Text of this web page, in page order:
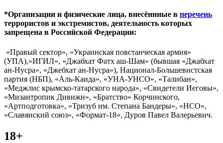
*Организации и физические лица, внесённные в перечень
террористов и экстремистов, деятельность которых
запрещена в Российской Федерации:
«Правый сектор», «Украинская повстанческая армия»
(УПА),«ИГИЛ», «Джабхат Фатх аш-Шам» (бывшая «Джабхат
ан-Нусра», «Джебхат ан-Нусра»), Национал-Большевистская
партия (НБП), «Аль-Каида», «УНА-УНСО», «Талибан»,
«Меджлис крымско-татарского народа», «Свидетели Иеговы»,
«Мизантропик Дивижн», «Братство» Корчинского,
«Артподготовка», «Тризуб им. Степана Бандеры», «НСО»,
«Славянский союз», «Формат-18», Дуров Павел Валерьевич.
18+